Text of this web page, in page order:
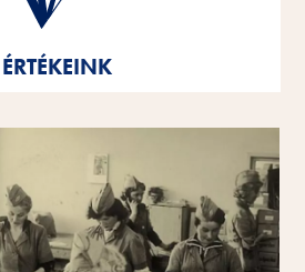
ÉRTÉKEINK
és irányvonalát, és segítenek
mind globális vállalatként.